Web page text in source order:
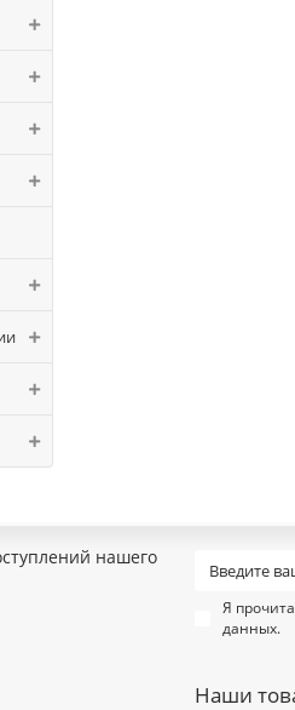
нашего
Я
данных.
Наши